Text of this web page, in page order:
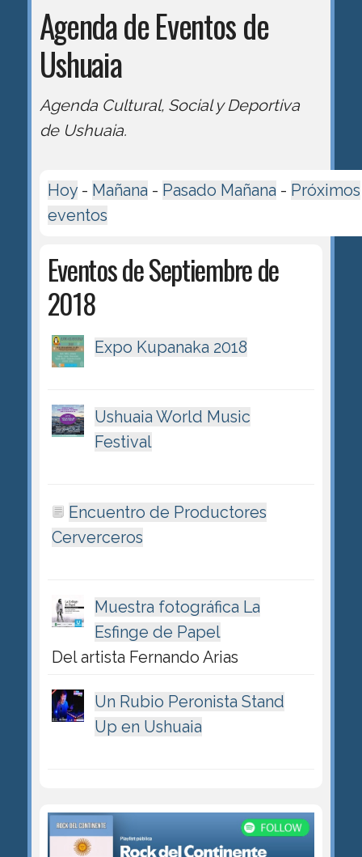
Agenda de Eventos de
Ushuaia
Agenda Cultural, Social y Deportiva
de Ushuaia.
Hoy- Mañana - Pasado Mañana - Próximos
eventos
Eventos de Septiembre de
2018
Expo Kupanaka 2018
Ushuaia World Music
Festival
Encuentro de Productores
Cerverceros
Muestra fotográfica La
Esfinge de Papel
Del artista Fernando Arias
Un Rubio Peronista Stand
Up en Ushuaia